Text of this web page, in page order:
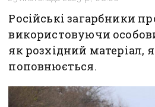
Російські загарбники
використовуючи
як розхідний матеріал,
поповнюється.